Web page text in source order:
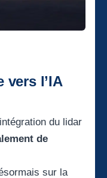
vers l’IA
du lidar
de
sur la